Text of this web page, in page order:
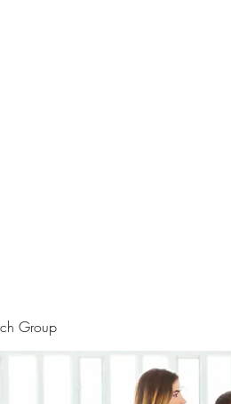
Group